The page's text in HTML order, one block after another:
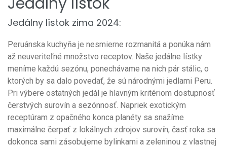
Jedálny lístok zima 2024:
Peruánska kuchyňa je nesmierne rozmanitá a ponúka nám
až neuveriteľné množstvo receptov. Naše jedálne lístky
meníme každú sezónu, ponechávame na nich pár stálic, o
ktorých by sa dalo povedať, že sú národnými jedlami Peru.
Pri výbere ostatných jedál je hlavným kritériom dostupnosť
čerstvých surovín a sezónnosť. Napriek exotickým
receptúram z opačného konca planéty sa snažíme
maximálne čerpať z lokálnych zdrojov surovín, časť roka sa
dokonca sami zásobujeme bylinkami a zeleninou z vlastnej